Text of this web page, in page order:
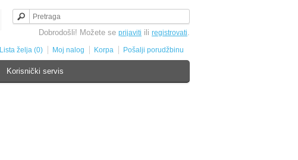
Dobrodošli! Možete se prijaviti ili registrovati.
Lista želja (0) Moj nalog Korpa Pošalji porudžbinu
Korisnički servis